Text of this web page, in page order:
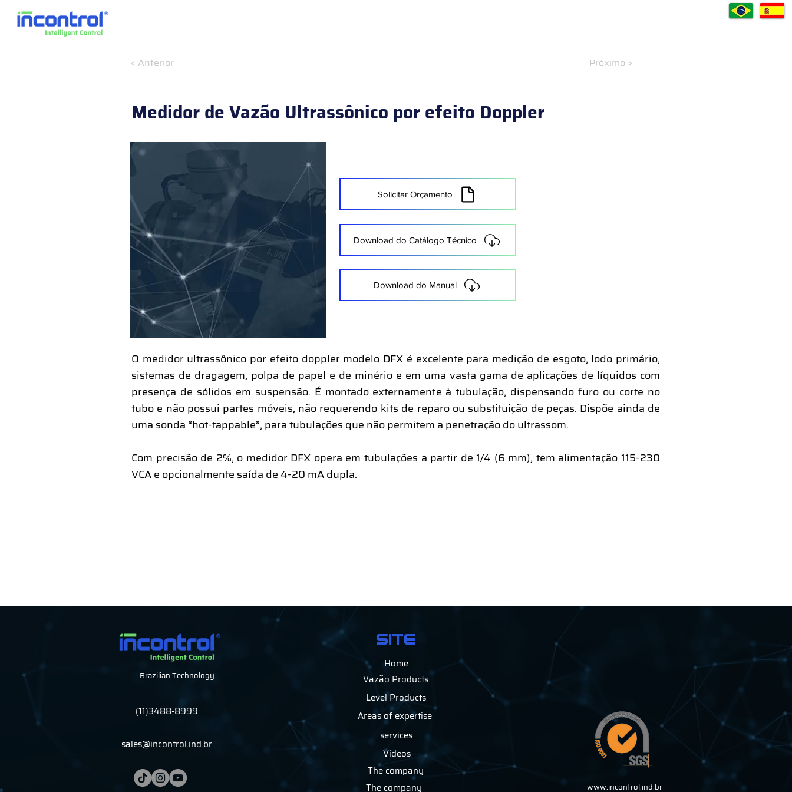
< Anterior Próximo >
Medidor de Vazão Ultrassônico por efeito Doppler
Solicitar Orçamento
Download do Catálogo Técnico
Download do Manual
O medidor ultrassônico por efeito doppler modelo DFX é excelente para medição de esgoto, lodo primário,
sistemas de dragagem, polpa de papel e de minério e em uma vasta gama de aplicações de líquidos com
presença de sólidos em suspensão. É montado externamente à tubulação, dispensando furo ou corte no
tubo e não possui partes móveis, não requerendo kits de reparo ou substituição de peças. Dispõe ainda de
uma sonda “hot-tappable”, para tubulações que não permitem a penetração do ultrassom.
Com precisão de 2%, o medidor DFX opera em tubulações a partir de 1/4 (6 mm), tem alimentação 115-230
VCA e opcionalmente saída de 4-20 mA dupla.
Brazilian Technology
(11)3488-8999
sales@incontrol.ind.br
SITE
Home
Vazão Products
Level Products
Areas of expertise
services
Vídeos
The company
www.incontrol.ind.br
The company